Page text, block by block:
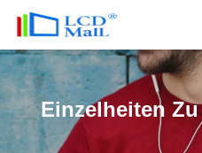
Einzelheiten